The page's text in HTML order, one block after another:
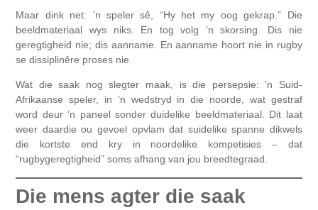
Maar dink net: ’n speler sê, “Hy het my oog gekrap.” Die
beeldmateriaal wys niks. En tog volg ’n skorsing. Dis nie
geregtigheid nie; dis aanname. En aanname hoort nie in rugby
se dissiplinêre proses nie.
Wat die saak nog slegter maak, is die persepsie: ’n Suid-
Afrikaanse speler, in ’n wedstryd in die noorde, wat gestraf
word deur ’n paneel sonder duidelike beeldmateriaal. Dit laat
weer daardie ou gevoel opvlam dat suidelike spanne dikwels
die kortste end kry in noordelike kompetisies – dat
“rugbygeregtigheid” soms afhang van jou breedtegraad.
Die mens agter die saak